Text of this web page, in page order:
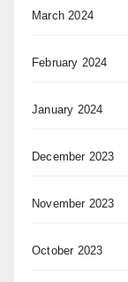
March 2024
February 2024
January 2024
December 2023
November 2023
October 2023